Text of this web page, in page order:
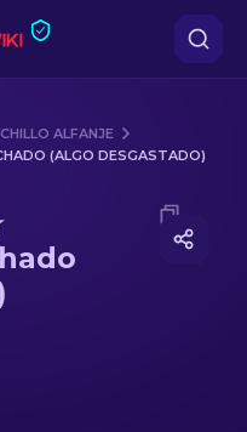
ALFANJE
(ALGO DESGASTADO)
| Manchado